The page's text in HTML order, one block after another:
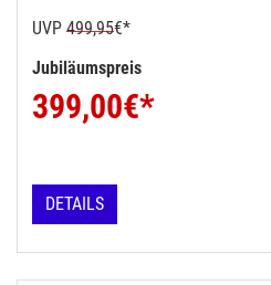
UVP 499,95€*
Jubiläumspreis
399,00€*
DETAILS